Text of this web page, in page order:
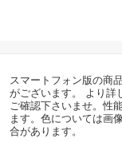
スマートフォン版の商
がございます。 より詳
ご確認下さいませ。性
ます。色については画
合があります。